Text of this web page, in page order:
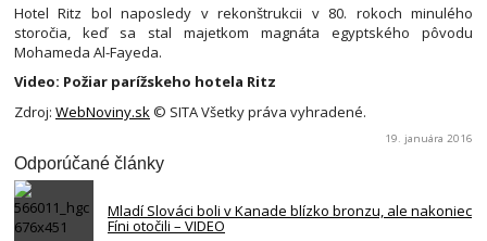
Hotel Ritz bol naposledy v rekonštrukcii v 80. rokoch minulého
storočia, keď sa stal majetkom magnáta egyptského pôvodu
Mohameda Al-Fayeda.
Video: Požiar parížskeho hotela Ritz
Zdroj: WebNoviny.sk © SITA Všetky práva vyhradené.
19. januára 2016
Odporúčané články
Mladí Slováci boli v Kanade blízko bronzu, ale nakoniec
Fíni otočili – VIDEO